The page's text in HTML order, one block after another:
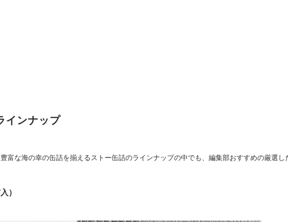
インナップ
富な海の幸の缶詰を揃えるストー缶詰のラインナップの中でも、編集部おすすめの厳選し
）